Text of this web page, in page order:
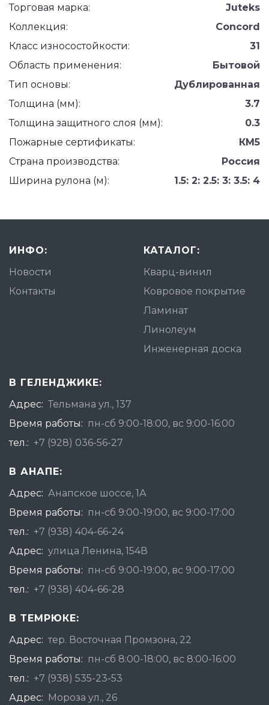
Торговая марка:
Juteks
Коллекция:
Concord
Класс износостойкости:
31
Область применения:
Бытовой
Тип основы:
Дублированная
Толщина (мм):
3.7
Толщина защитного слоя (мм):
0.3
Пожарные сертификаты:
КМ5
Страна производства:
Россия
Ширина рулона (м):
1.5: 2: 2.5: 3: 3.5: 4
ИНФО:
Новости
Контакты
КАТАЛОГ:
Кварц-винил
Ковровое покрытие
Ламинат
Линолеум
Инженерная доска
В ГЕЛЕНДЖИКЕ:
Адрес: Тельмана ул., 137
Время работы: пн-сб 9:00-18:00, вс 9:00-16:00
тел.: +7 (928) 036-56-27
В АНАПЕ:
Адрес: Анапское шоссе, 1А
Время работы: пн-сб 9:00-19:00, вс 9:00-17:00
тел.: +7 (938) 404-66-24
Адрес: улица Ленина, 154В
Время работы: пн-сб 9:00-19:00, вс 9:00-17:00
тел.: +7 (938) 404-66-28
В ТЕМРЮКЕ:
Адрес: тер. Восточная Промзона, 22
Время работы: пн-сб 8:00-18:00, вс 8:00-16:00
тел.: +7 (938) 535-23-53
Адрес: Мороза ул., 26